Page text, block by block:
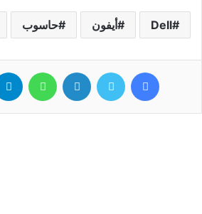
Dell أيفون حاسوب
فيسبوك تويتر لينكدإن واتساب